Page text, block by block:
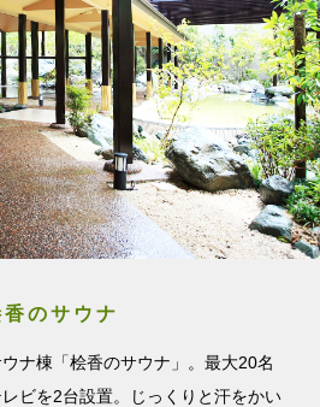
香のサウナ
ナ棟「桧香のサウナ」。最大20名
ビを2台設置。じっくりと汗をかい